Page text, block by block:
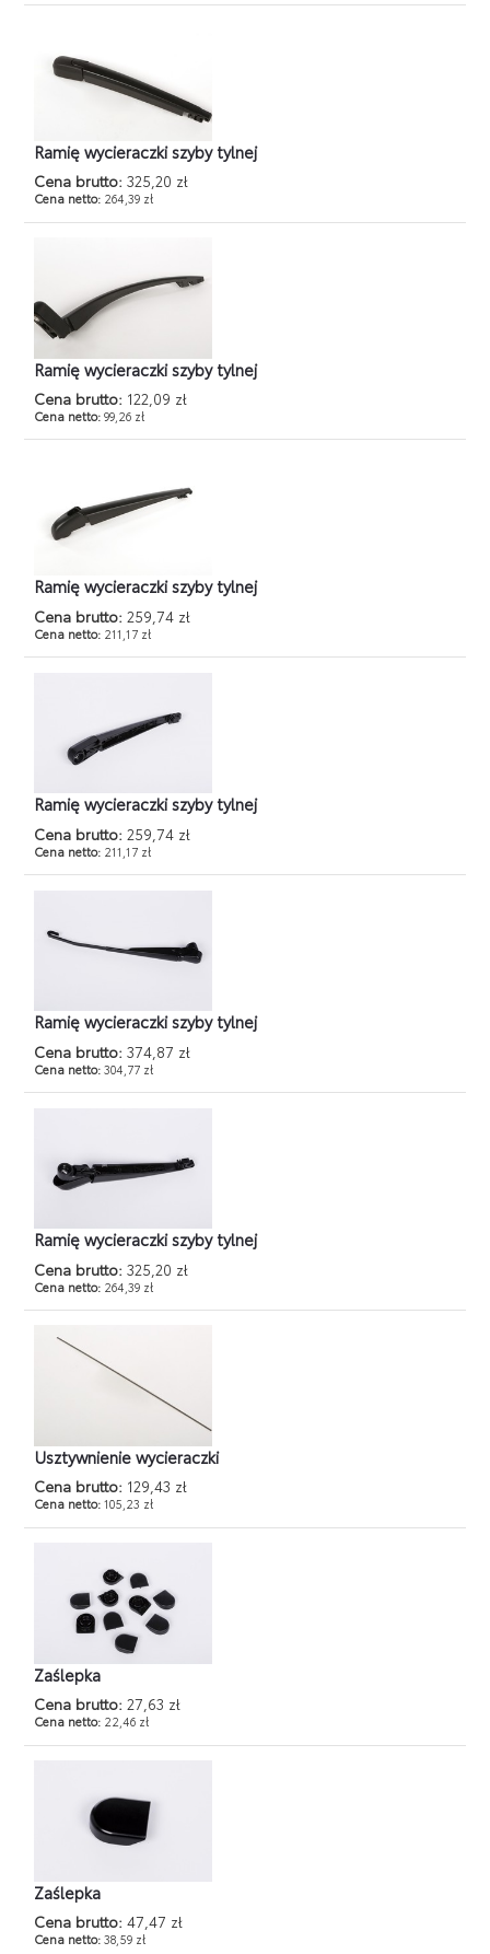
Ramię wycieraczki szyby tylnej
Cena brutto: 325,20 zł
Cena netto: 264,39 zł
Ramię wycieraczki szyby tylnej
Cena brutto: 122,09 zł
Cena netto:99,26 zł
Ramię wycieraczki szyby tylnej
Cena brutto: 259,74 zł
Cena netto: 211,17 zł
Ramię wycieraczki szyby tylnej
Cena brutto: 259,74 zł
Cena netto: 211,17 zł
Ramię wycieraczki szyby tylnej
Cena brutto: 374,87 zł
Cena netto:304,77 zł
Ramię wycieraczki szyby tylnej
Cena brutto: 325,20 zł
Cena netto: 264,39 zł
Usztywnienie wycieraczki
Cena brutto: 129,43 zł
Cena netto:105,23 zł
Zaślepka
Cena brutto: 27,63 zł
Cena netto: 22,46 zł
Zaślepka
Cena brutto: 47,47 zł
Cena netto:38,59 zł